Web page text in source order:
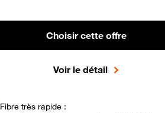
Choisir cette offre
Voir le détail
Fibre très rapide :